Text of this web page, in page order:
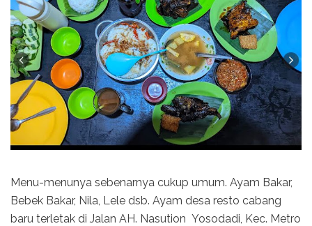
Menu-menunya sebenarnya cukup umum. Ayam Bakar,
Bebek Bakar, Nila, Lele dsb. Ayam desa resto cabang
baru terletak di Jalan AH. Nasution Yosodadi, Kec. Metro